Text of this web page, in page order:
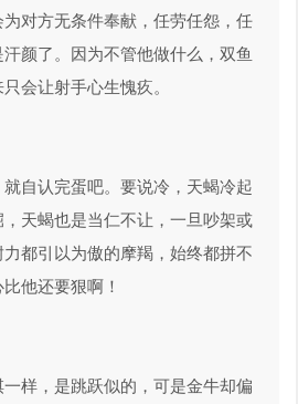
对方无条件奉献，任劳任怨，任
颜了。因为不管他做什么，双鱼
会让射手心生愧疚。
自认完蛋吧。要说冷，天蝎冷起
天蝎也是当仁不让，一旦吵架或
都引以为傲的摩羯，始终都拼不
他还要狠啊！
样，是跳跃似的，可是金牛却偏